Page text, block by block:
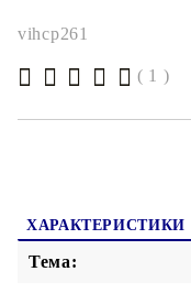
vihcp261
( 1 )
ХАРАКТЕРИСТИКИ
Тема: